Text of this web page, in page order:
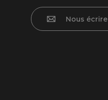
Nous écrire